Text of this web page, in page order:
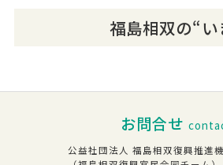
福島相双の“い
お問合せ
公益社団法人 福島相双復興推進